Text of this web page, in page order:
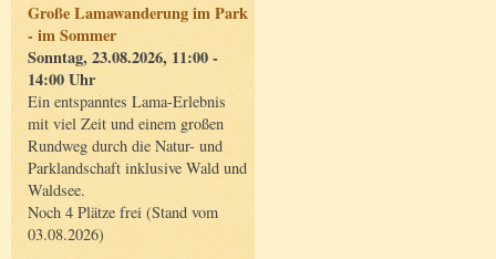
Große Lamawanderung im Park
- im Sommer
Sonntag, 23.08.2026, 11:00 -
14:00 Uhr
Ein entspanntes Lama-Erlebnis
mit viel Zeit und einem großen
Rundweg durch die Natur- und
Parklandschaft inklusive Wald und
Waldsee.
Noch 4 Plätze frei (Stand vom
03.08.2026)